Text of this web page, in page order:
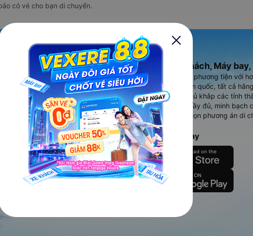
có vé cho bạn di chuyển.
Ứng dụng đặt vé Xe khách, Máy bay,
Vexere - ứng dụng đặt vé đa phương tiện với
cao, 5000+ tuyến đường toàn quốc, tất cả
vụ thuê xe máy, xe du lịch phủ khắp các tỉnh
Ứng dụng hiển thị thông tin đầy đủ, minh bạch
người dùng so sánh và lựa chọn phương án di
chóng và phù hợp nhất.
Tải ứng dụng Vexere ngay